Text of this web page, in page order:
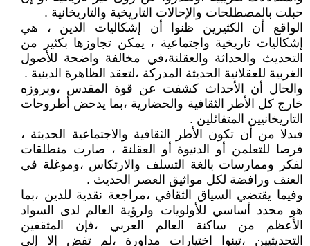
حبلت بالمصطلحات والإحالات التاريخية والتاريخانية .
الواقع أن الكثيرين ظنوا أن إشكاليات الدين ، هي
إشكاليات تاريخية واجتماعية ، يمكن تجاوزها بكثير من
التحديث والحداثة والعقلنة،في مخالفة واضحة للأصول
الغربية للعقلانية الحديثة المدركة ،لتعقد الظاهرة الدينية .
والحال أن الأحداث كشفت عن قوة المقدس ،وبروزه
خارج كل الأطر الثقافية والحضارية ،بما يدحض أطروحات
التاريخانيين المتفائلين .
فبدلا من أن تكون الأطر الثقافية والاجتماعية الحديثة ،
فرصا للتعلمن أو الدنيوة أو العقلنة ، صارت منطلقات
لفكر وممارسات بالغة التسلف والارتكاس ،وموغلة في
العنف ورافضة لكل مواثيق العصر الحديث .
وفيما يقتضي السياق الثقافي ،مراجعة نقدية للدين ،بما
هو محدد أساسي للأولويات ولرؤية العالم لدى السواد
الأعظم من ساكنة العالم العربي ،فإن المثقفين
التحديثيين ،تبنوا اختيارات مداورة ،لم تفض إلا إلى